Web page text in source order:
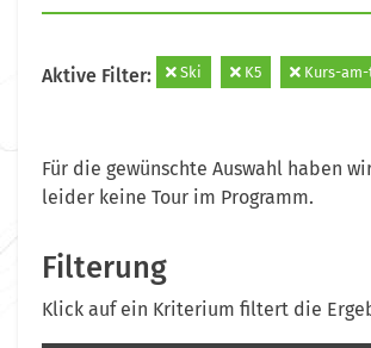
Aktive Filter: Ski K5 Kurs-
Für die gewünschte Auswahl haben
leider keine Tour im Programm.
Filterung
Klick auf ein Kriterium filtert die